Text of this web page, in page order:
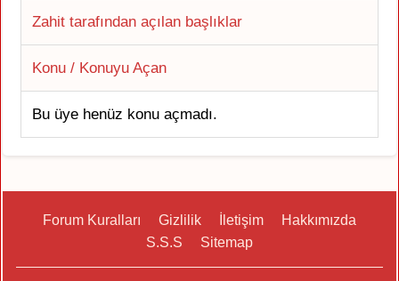
Zahit tarafından açılan başlıklar
Konu / Konuyu Açan
Bu üye henüz konu açmadı.
Forum Kuralları Gizlilik İletişim
Hakkımızda
S.S.S
Sitemap